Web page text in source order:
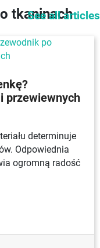
tkaninach
See all articles
przewiewnych
determinuje
Odpowiednia
ogromną radość